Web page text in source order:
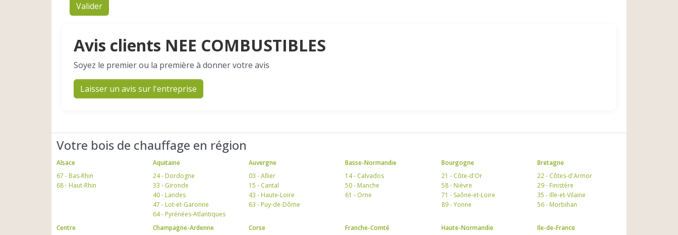
Valider
Avis clients NEE COMBUSTIBLES
Soyez le premier ou la première à donner votre avis
Laisser un avis sur l'entreprise
Votre bois de chauffage en région
Alsace
67 - Bas-Rhin
68 - Haut-Rhin
Aquitaine
24 - Dordogne
33 - Gironde
40 - Landes
47 - Lot-et-Garonne
64 - Pyrénées-Atlantiques
Auvergne
03 - Allier
15 - Cantal
43 - Haute-Loire
63 - Puy-de-Dôme
Basse-Normandie
14 - Calvados
50 - Manche
61 - Orne
Bourgogne
21 - Côte-d'Or
58 - Nièvre
71 - Saône-et-Loire
89 - Yonne
Bretagne
22 - Côtes-d'Armor
29 - Finistère
35 - Ille-et-Vilaine
56 - Morbihan
Centre
Champagne-Ardenne
Corse
Franche-Comté
Haute-Normandie
Ile-de-France